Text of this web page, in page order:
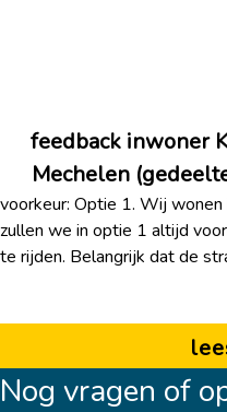
feedback inwoner
Mechelen (gedeelte tussen smalle weg en
voorkeur: Optie 1. Wij wonen in de Kapellebaan, als bewoners
zullen we in optie 1 altijd
te rijden. Belangrijk dat de straat effectief een wijziging
ondergaat, niet enkel
maar zo herinrichten dat het
vrezen we dat er nog altijd
heide via de smalle weg
dit voor ons als bewoners
Nog vragen of